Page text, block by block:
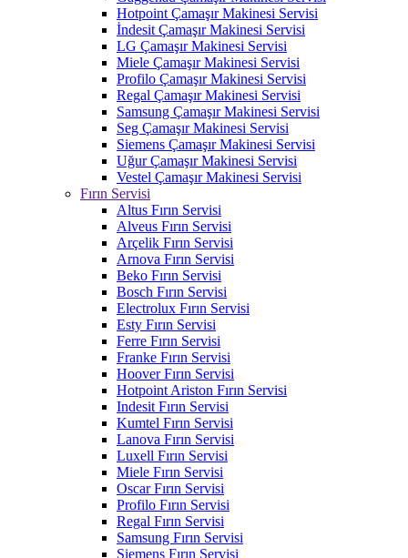
Hotpoint Çamaşır Makinesi Servisi
İndesit Çamaşır Makinesi Servisi
LG Çamaşır Makinesi Servisi
Miele Çamaşır Makinesi Servisi
Profilo Çamaşır Makinesi Servisi
Regal Çamaşır Makinesi Servisi
Samsung Çamaşır Makinesi Servisi
Seg Çamaşır Makinesi Servisi
Siemens Çamaşır Makinesi Servisi
Uğur Çamaşır Makinesi Servisi
Vestel Çamaşır Makinesi Servisi
Fırın Servisi
Altus Fırın Servisi
Alveus Fırın Servisi
Arçelik Fırın Servisi
Arnova Fırın Servisi
Beko Fırın Servisi
Bosch Fırın Servisi
Electrolux Fırın Servisi
Esty Fırın Servisi
Ferre Fırın Servisi
Franke Fırın Servisi
Hoover Fırın Servisi
Hotpoint Ariston Fırın Servisi
Indesit Fırın Servisi
Kumtel Fırın Servisi
Lanova Fırın Servisi
Luxell Fırın Servisi
Miele Fırın Servisi
Oscar Fırın Servisi
Profilo Fırın Servisi
Regal Fırın Servisi
Samsung Fırın Servisi
Siemens Fırın Servisi